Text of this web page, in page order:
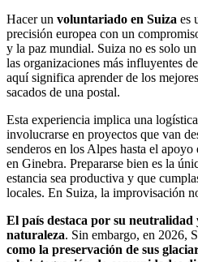
Hacer un voluntariado en Suiza es
precisión europea con un
y la paz mundial. Suiza no es solo
las organizaciones más influyentes
aquí significa aprender de los
sacados de una postal.
Esta experiencia implica una
involucrarse en proyectos que van
senderos en los Alpes hasta el
en Ginebra. Prepararse bien es la
estancia sea productiva y que
locales. En Suiza, la improvisación
El país destaca por su neutralidad
naturaleza. Sin embargo, en 2026,
como la preservación de sus